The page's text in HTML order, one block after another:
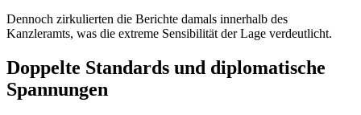
Dennoch zirkulierten die Berichte damals innerhalb des
Kanzleramts, was die extreme Sensibilität der Lage verdeutlicht.
Doppelte Standards und diplomatische
Spannungen